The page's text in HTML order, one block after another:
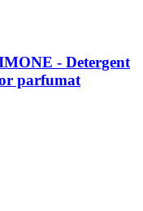
- Detergent
parfumat